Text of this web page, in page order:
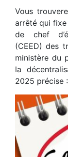
Vous
arrêté qui
de chef
(CEED) des
ministère du
la
2025 précise :